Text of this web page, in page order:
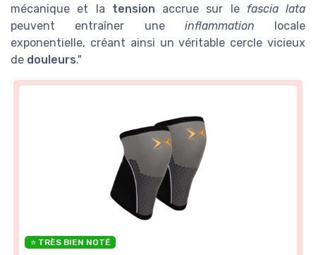
mécanique et la tension accrue sur le fascia lata
peuvent entraîner une inflammation locale
exponentielle, créant ainsi un véritable cercle vicieux
de douleurs."
⭐ TRÈS BIEN NOTÉ